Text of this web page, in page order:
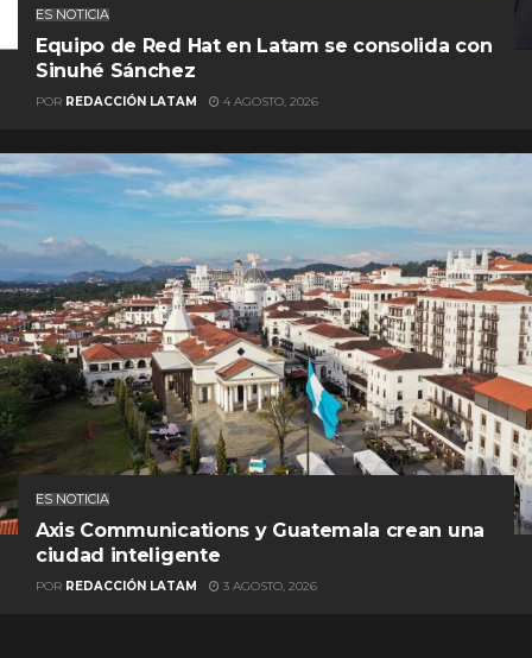
ES NOTICIA
Equipo de Red Hat en Latam se consolida con
Sinuhé Sánchez
POR REDACCIÓN LATAM 4 AGOSTO, 2026
ES NOTICIA
Axis Communications y Guatemala crean una
ciudad inteligente
POR REDACCIÓN LATAM 3 AGOSTO, 2026